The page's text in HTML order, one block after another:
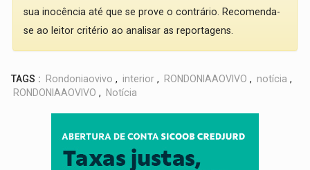
sua inocência até que se prove o contrário. Recomenda-
se ao leitor critério ao analisar as reportagens.
TAGS : Rondoniaovivo , interior , RONDONIAAOVIVO , notícia ,
RONDONIAAOVIVO , Notícia